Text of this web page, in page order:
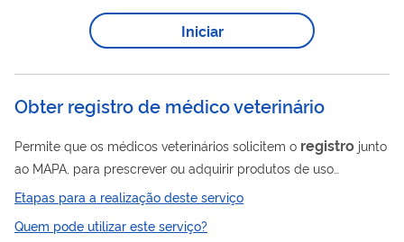
responsabilização pelos vínculos estabelecidos. Somente os
Registro
relacionados na lista disponibilizada no
certificados digitais. A relação é...
Iniciar
Obter registro de médico veterinário
Permite que os médicos veterinários solicitem o registro junto
ao MAPA, para prescrever ou adquirir produtos de uso
veterinário contendo substâncias sujeita a controle especial, de
acordo com as exigências contidas na Instrução Normativa nº
35, de 11 de setembro de 2017.
Etapas para a realização deste serviço
Quem pode utilizar este serviço?